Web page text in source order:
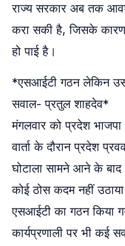
राज्य सरकार अब तक
करा सकी है, जिसके
हो पाई है।
*एसआईटी गठन लेकिन
सवाल- प्रतुल शाहदेव*
मंगलवार को प्रदेश
वार्ता के दौरान प्रदेश
घोटाला सामने आने के
कोई ठोस कदम नहीं
एसआईटी का गठन किया
कार्यप्रणाली पर भी कई